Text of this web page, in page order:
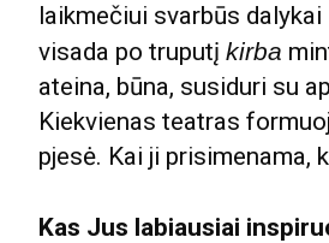
laikmečiui svarbūs
visada po truputį kirba
ateina, būna, susiduri su
Kiekvienas teatras
pjesė. Kai ji prisimenama,
Kas Jus labiausiai